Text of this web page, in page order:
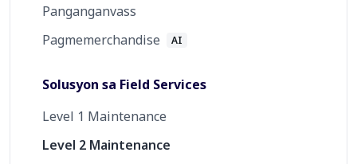
Panganganvass
Pagmemerchandise
AI
Solusyon sa Field Services
Level 1 Maintenance
Level 2 Maintenance